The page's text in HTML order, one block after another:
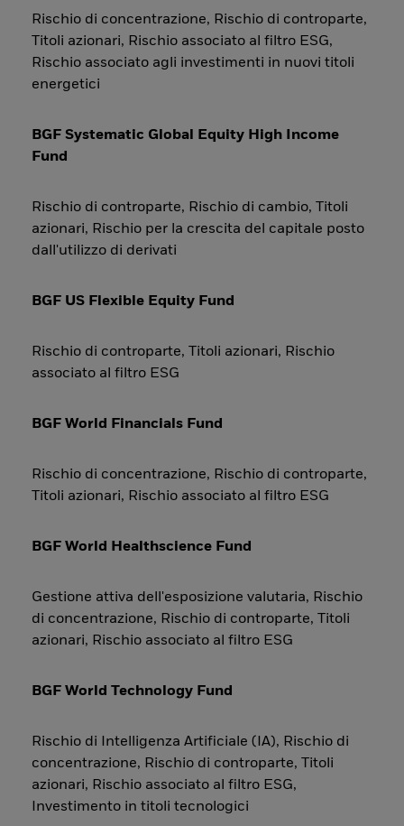
Rischio di concentrazione, Rischio di controparte,
Titoli azionari, Rischio associato al filtro ESG,
Rischio associato agli investimenti in nuovi titoli
energetici
BGF Systematic Global Equity High Income
Fund
Rischio di controparte, Rischio di cambio, Titoli
azionari, Rischio per la crescita del capitale posto
dall'utilizzo di derivati
BGF US Flexible Equity Fund
Rischio di controparte, Titoli azionari, Rischio
associato al filtro ESG
BGF World Financials Fund
Rischio di concentrazione, Rischio di controparte,
Titoli azionari, Rischio associato al filtro ESG
BGF World Healthscience Fund
Gestione attiva dell'esposizione valutaria, Rischio
di concentrazione, Rischio di controparte, Titoli
azionari, Rischio associato al filtro ESG
BGF World Technology Fund
Rischio di Intelligenza Artificiale (IA), Rischio di
concentrazione, Rischio di controparte, Titoli
azionari, Rischio associato al filtro ESG,
Investimento in titoli tecnologici